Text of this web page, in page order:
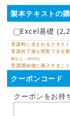
製本テキストの
Excel基礎
受講料に含まれるテキス
受講終了後も閲覧できる
冊以上：600円)
受講開始後に購入すること
クーポンコード
クーポンをお持